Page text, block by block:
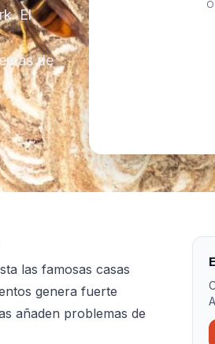
El
de
las famosas casas
genera fuerte
añaden problemas de